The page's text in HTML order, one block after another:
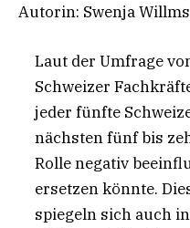
Autorin: Swenja Willms
Laut der Umfrage
Schweizer
jeder fünfte
nächsten fünf bis
Rolle negativ
ersetzen könnte.
spiegeln sich auch